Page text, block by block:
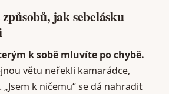
jak sebelásku
k sobě mluvíte po chybě.
větu neřekli kamarádce,
k ničemu“ se dá nahradit